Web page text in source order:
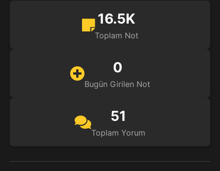
16.5K
Toplam Not
0
Bugün Girilen Not
51
Toplam Yorum